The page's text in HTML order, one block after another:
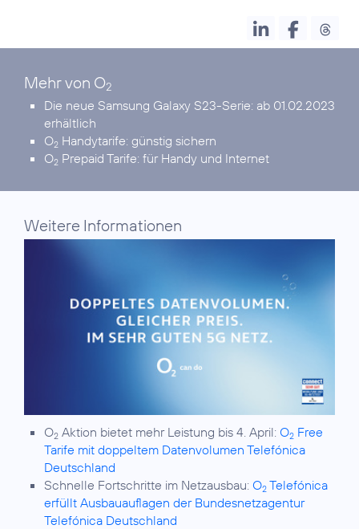
Mehr von O2
Die neue Samsung Galaxy S23-Serie: ab 01.02.2023
erhältlich
O2 Handytarife: günstig sichern
O2 Prepaid Tarife: für Handy und Internet
Weitere Informationen
O2 Aktion bietet mehr Leistung bis 4. April: O2 Free
Tarife mit doppeltem Datenvolumen Telefónica
Deutschland
Schnelle Fortschritte im Netzausbau: O2 Telefónica
erfüllt Ausbauauflagen der Bundesnetzagentur
Telefónica Deutschland